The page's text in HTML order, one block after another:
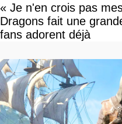
« Je n'en crois pas
Dragons fait une
fans adorent déjà